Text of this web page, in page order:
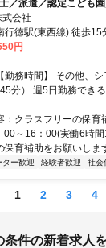
／派遣／認定こども
会社
行徳駅(東西線) 徒歩
円
勤務時間】 その他、
分） 週5日勤務でき
：クラスフリーの保育
00～16：00(実働6時
保育補助をお願いしま
ター歓迎 経験者歓迎 社会
1 2 3 4
条件の新着求人